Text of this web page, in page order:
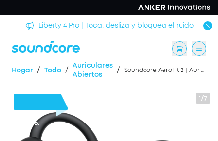
Liberty 4 Pro | Toca, desliza y bloquea el ruido
Hogar / Todo / Auriculares
Abiertos
/ Soundcore AeroFit 2｜Auriculares inalámbricos de oído abierto ajustables
1/7
Dto.